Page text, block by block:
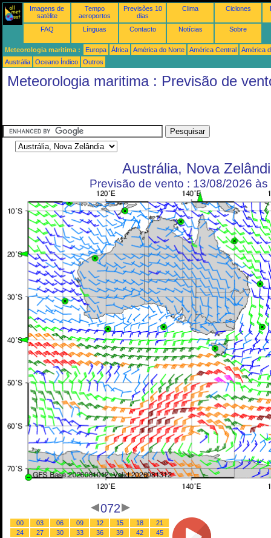
Imagens de
satélite
Tempo
aeroportos
Previsões 10
dias
Clima Ciclones
FAQ Línguas Contacto Notícias Sobre
Meteorologia maritima : Europa África América do Norte América Central
América
Austrália
Oceano Índico Outros
Meteorologia maritima : Previsão de
Austrália, Nova
Previsão de vento : 13/08/2026 às
072
00 03 06 09 12 15 18
21
24
27 30 33 36 39 42
45